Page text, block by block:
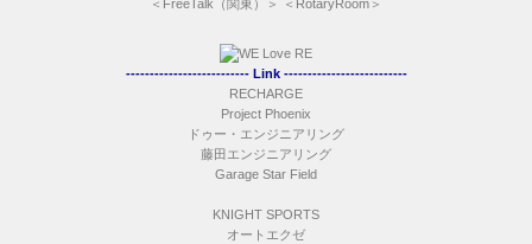
＜ FreeTalk（関東） ＞ ＜ RotaryRoom ＞
-------------------------- Link --------------------------
RECHARGE
Project Phoenix
ドゥー・エンジニアリング
藤田エンジニアリング
Garage Star Field
KNIGHT SPORTS
オートエクゼ